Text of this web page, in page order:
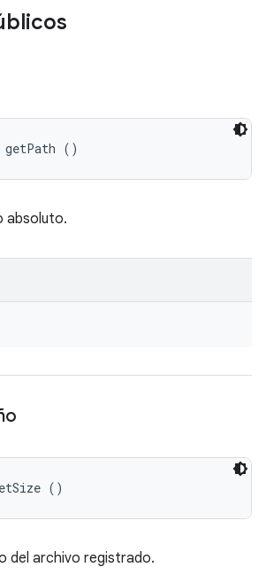
()
absoluto.
()
del archivo registrado.